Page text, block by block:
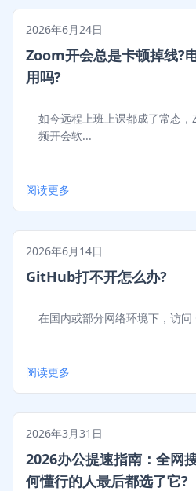
2026年6月24日
Zoom开会总是卡顿掉线?
用吗?
如今远程上班上课都成了常态
频开会软...
阅读更多
2026年6月14日
GitHub打不开怎么办?
在国内或部分网络环境下，访
阅读更多
2026年3月31日
2026办公提速指南：全网
何懂行的人最后都选了它?